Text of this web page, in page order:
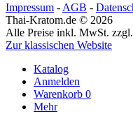
Impressum - AGB -
Thai-Kratom.de © 2026
Alle Preise inkl. MwSt. zzgl.
Zur klassischen Website
Katalog
Anmelden
Warenkorb 0
Mehr